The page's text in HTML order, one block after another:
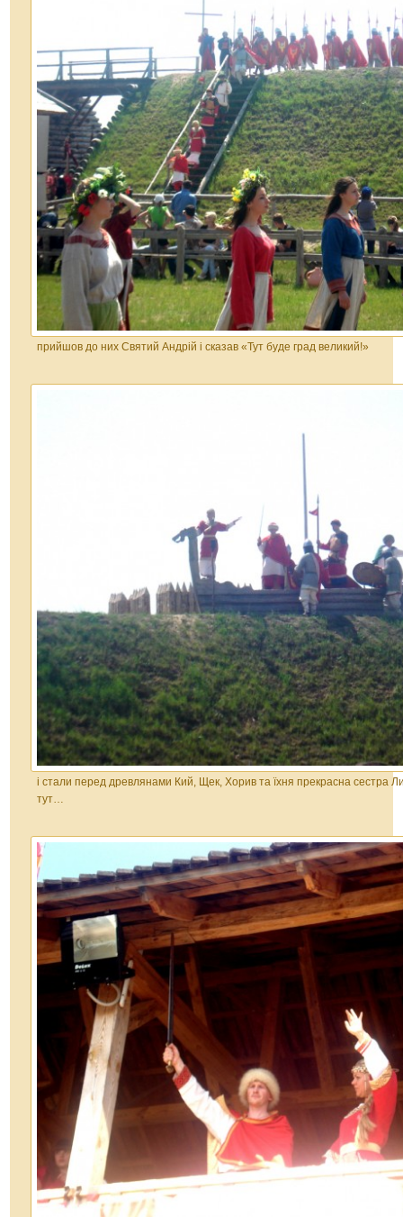
прийшов до них Святий Андрій і сказав «Тут буде град великий!»
і стали перед древлянами Кий, Щек, Хорив та їхня прекрасна сестра
тут…